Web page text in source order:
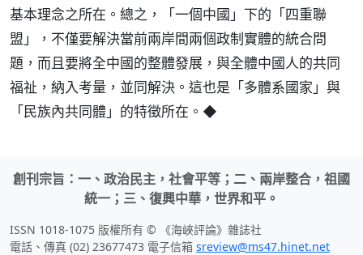
基本理念之所在。總之，「一個中國」下的「四重聯
盟」，不僅要解決當前兩岸間兩個政制實體的統合問
題，而且要將全中國的整體發展，與全體中國人的共同
福祉，納入考量，並同解決。這也是「多體系國家」與
「民族內共同體」的特徵所在。◆
創刊宗旨：一、政治民主，社會平等；二、兩岸整合，祖國
統一；三、復興中華，世界和平。
ISSN 1018-1075 版權所有 © 《海峽評論》雜誌社
電話、傳真 (02) 23677473 電子信箱 sreview@ms47.hinet.net